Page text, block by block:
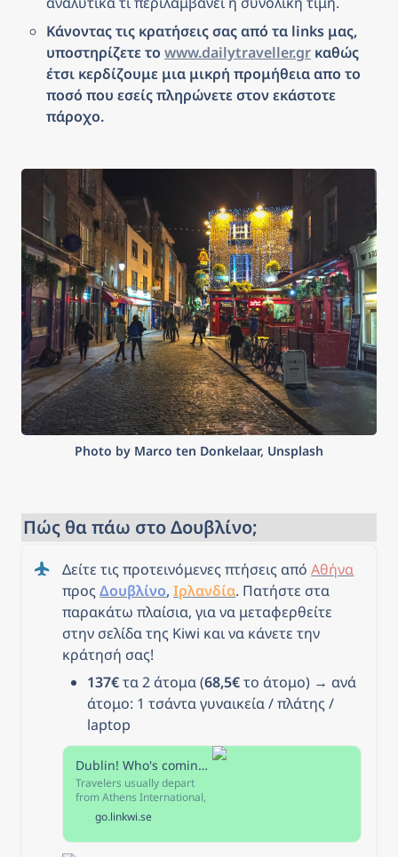
Κάνοντας τις κρατήσεις σας από τα links μας,
υποστηρίζετε το www.dailytraveller.gr καθώς
έτσι κερδίζουμε μια μικρή προμήθεια απο το
ποσό που εσείς πληρώνετε στον εκάστοτε
πάροχο.
Photo by Marco ten Donkelaar, Unsplash
Πώς θα πάω στο Δουβλίνο;
Δείτε τις προτεινόμενες πτήσεις από Αθήνα
προς Δουβλίνο, Ιρλανδία. Πατήστε στα
παρακάτω πλαίσια, για να μεταφερθείτε
στην σελίδα της Kiwi και να κάνετε την
κράτησή σας!
137€ τα 2 άτομα (68,5€ το άτομο) → ανά
άτομο: 1 τσάντα γυναικεία / πλάτης /
laptop
Dublin! Who's coming with me?
Travelers usually depart
from Athens International,
Athens Train Station,
Athens - Karolou, Athens -
Kifissos, or Athens-Agioi
go.linkwi.se